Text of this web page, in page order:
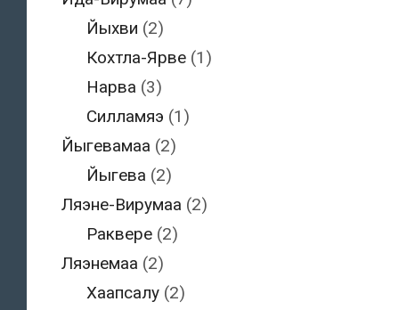
Йыхви (2)
Кохтла-Ярве (1)
Нарва (3)
Силламяэ (1)
Йыгевамаа (2)
Йыгева (2)
Ляэне-Вирумаа (2)
Раквере (2)
Ляэнемаа (2)
Хаапсалу (2)